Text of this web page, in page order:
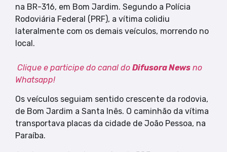
na BR-316, em Bom Jardim. Segundo a Polícia
Rodoviária Federal (PRF), a vítima colidiu
lateralmente com os demais veículos, morrendo no
local.
Clique e participe do canal do Difusora News no
Whatsapp!
Os veículos seguiam sentido crescente da rodovia,
de Bom Jardim a Santa Inês. O caminhão da vítima
transportava placas da cidade de João Pessoa, na
Paraíba.